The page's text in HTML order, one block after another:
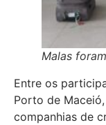
Malas
Entre os
Porto de
companhias de